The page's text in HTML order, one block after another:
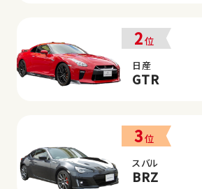
2位
日産
GTR
3位
スバル
BRZ